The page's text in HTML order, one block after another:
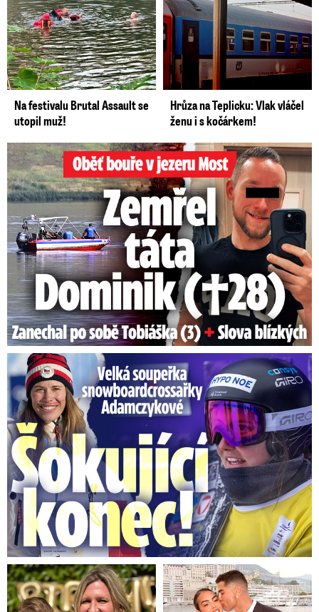
Na festivalu Brutal Assault se
utopil muž!
Hrůza na Teplicku: Vlak vláčel
ženu i s kočárkem!
Oběť bouře v jezeru Most: Zemřel táta Dominik (†28)
Velká soupeřka Adamczykové: Šokující konec!